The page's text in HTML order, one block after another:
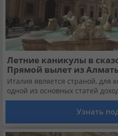
Русский
Установи наше
Загрузить приложение из App Store
Загрузить приложение из Google Play
Летние каникулы в
Прямой вылет из
Италия является страной, для
одной из основных статей
Узнать